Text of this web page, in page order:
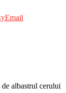
Email
albastrul cerului